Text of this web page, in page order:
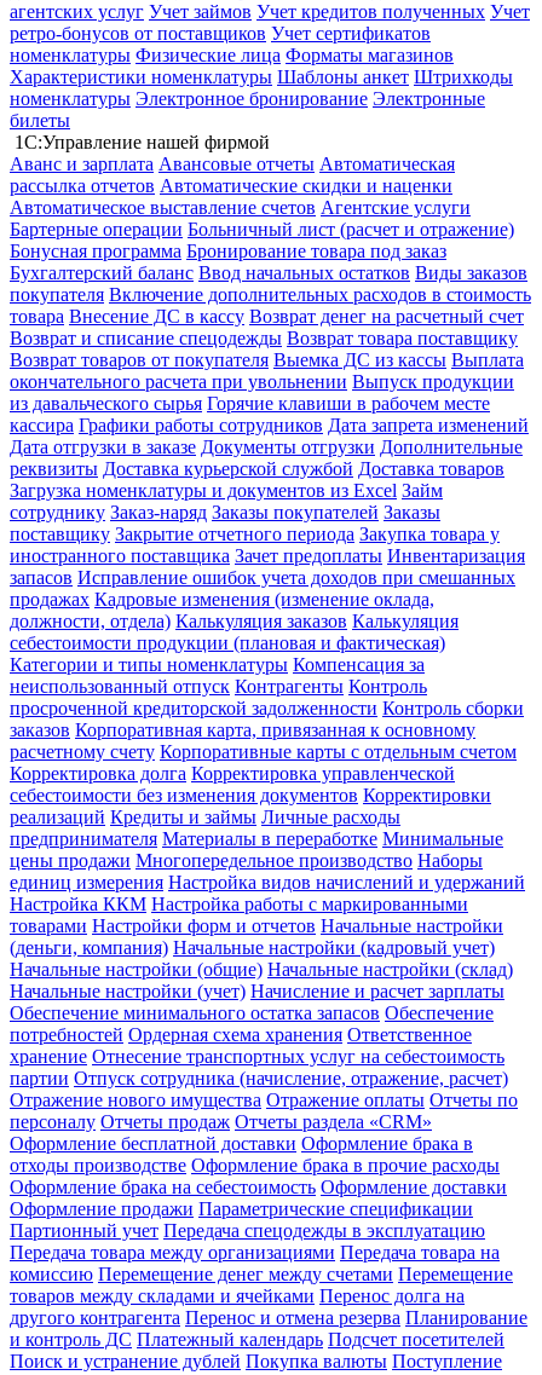
агентских услуг Учет займов Учет кредитов полученных Учет
ретро-бонусов от поставщиков Учет сертификатов
номенклатуры Физические лица Форматы магазинов
Характеристики номенклатуры Шаблоны анкет Штрихкоды
номенклатуры Электронное бронирование Электронные
билеты
1С:Управление нашей фирмой
Аванс и зарплата Авансовые отчеты Автоматическая
рассылка отчетов Автоматические скидки и наценки
Автоматическое выставление счетов Агентские услуги
Бартерные операции Больничный лист (расчет и отражение)
Бонусная программа Бронирование товара под заказ
Бухгалтерский баланс Ввод начальных остатков Виды заказов
покупателя Включение дополнительных расходов в стоимость
товара Внесение ДС в кассу Возврат денег на расчетный счет
Возврат и списание спецодежды Возврат товара поставщику
Возврат товаров от покупателя Выемка ДС из кассы Выплата
окончательного расчета при увольнении Выпуск продукции
из давальческого сырья Горячие клавиши в рабочем месте
кассира Графики работы сотрудников Дата запрета изменений
Дата отгрузки в заказе Документы отгрузки Дополнительные
реквизиты Доставка курьерской службой Доставка товаров
Загрузка номенклатуры и документов из Excel Займ
сотруднику Заказ-наряд Заказы покупателей Заказы
поставщику Закрытие отчетного периода Закупка товара у
иностранного поставщика Зачет предоплаты Инвентаризация
запасов Исправление ошибок учета доходов при смешанных
продажах Кадровые изменения (изменение оклада,
должности, отдела) Калькуляция заказов Калькуляция
себестоимости продукции (плановая и фактическая)
Категории и типы номенклатуры Компенсация за
неиспользованный отпуск Контрагенты Контроль
просроченной кредиторской задолженности Контроль сборки
заказов Корпоративная карта, привязанная к основному
расчетному счету Корпоративные карты с отдельным счетом
Корректировка долга Корректировка управленческой
себестоимости без изменения документов Корректировки
реализаций Кредиты и займы Личные расходы
предпринимателя Материалы в переработке Минимальные
цены продажи Многопередельное производство Наборы
единиц измерения Настройка видов начислений и удержаний
Настройка ККМ Настройка работы с маркированными
товарами Настройки форм и отчетов Начальные настройки
(деньги, компания) Начальные настройки (кадровый учет)
Начальные настройки (общие) Начальные настройки (склад)
Начальные настройки (учет) Начисление и расчет зарплаты
Обеспечение минимального остатка запасов Обеспечение
потребностей Ордерная схема хранения Ответственное
хранение Отнесение транспортных услуг на себестоимость
партии Отпуск сотрудника (начисление, отражение, расчет)
Отражение нового имущества Отражение оплаты Отчеты по
персоналу Отчеты продаж Отчеты раздела «CRM»
Оформление бесплатной доставки Оформление брака в
отходы производстве Оформление брака в прочие расходы
Оформление брака на себестоимость Оформление доставки
Оформление продажи Параметрические спецификации
Партионный учет Передача спецодежды в эксплуатацию
Передача товара между организациями Передача товара на
комиссию Перемещение денег между счетами Перемещение
товаров между складами и ячейками Перенос долга на
другого контрагента Перенос и отмена резерва Планирование
и контроль ДС Платежный календарь Подсчет посетителей
Поиск и устранение дублей Покупка валюты Поступление